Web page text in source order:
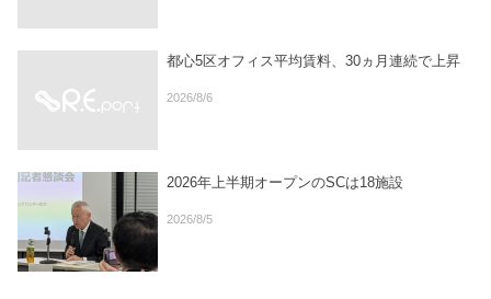
都心5区オフィス平均賃料、30ヵ月連続で上昇
2026/8/6
2026年上半期オープンのSCは18施設
2026/8/5